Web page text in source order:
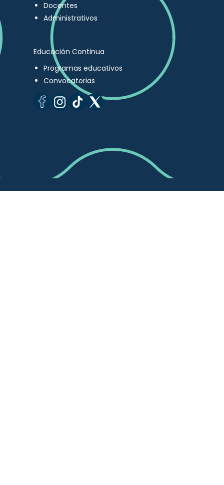
Docentes
Administrativos
Educación Continua
Programas educativos
Convocatorias